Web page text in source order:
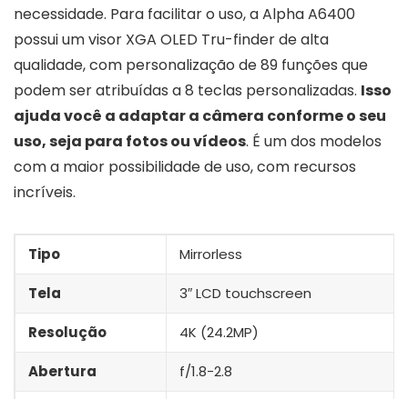
necessidade. Para facilitar o uso, a Alpha A6400
possui um visor XGA OLED Tru-finder de alta
qualidade, com personalização de 89 funções que
podem ser atribuídas a 8 teclas personalizadas. Isso
ajuda você a adaptar a câmera conforme o seu
uso, seja para fotos ou vídeos. É um dos modelos
com a maior possibilidade de uso, com recursos
incríveis.
Tipo Mirrorless
Tela 3″ LCD touchscreen
Resolução 4K (24.2MP)
Abertura f/1.8-2.8